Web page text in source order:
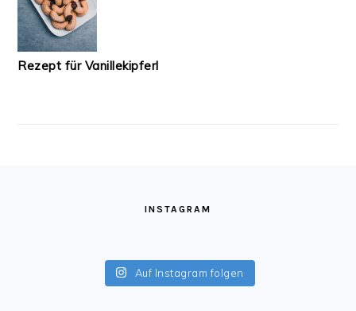
Rezept für Vanillekipferl
INSTAGRAM
Auf Instagram folgen